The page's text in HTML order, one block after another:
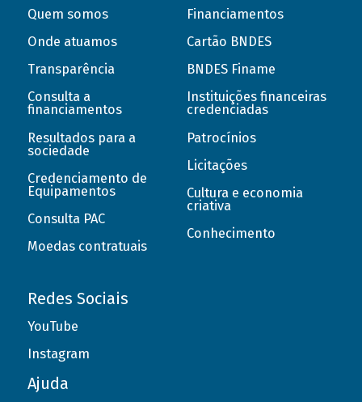
Quem somos
Onde atuamos
Transparência
Consulta a
financiamentos
Resultados para a
sociedade
Credenciamento de
Equipamentos
Consulta PAC
Moedas contratuais
Financiamentos
Cartão BNDES
BNDES Finame
Instituições financeiras
credenciadas
Patrocínios
Licitações
Cultura e economia
criativa
Conhecimento
Redes Sociais
YouTube
Instagram
Ajuda